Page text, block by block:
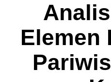
Elemen